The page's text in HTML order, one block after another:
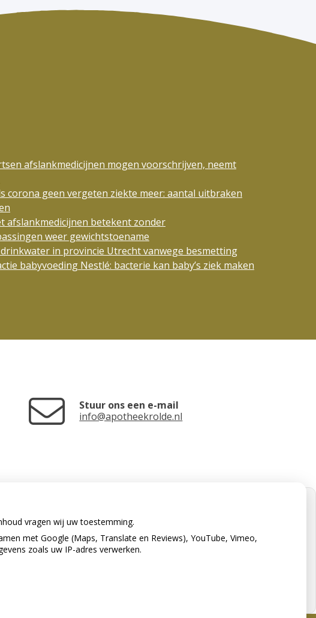
afslankmedicijnen mogen voorschrijven, neemt
corona geen vergeten ziekte meer: aantal uitbraken
afslankmedicijnen betekent zonder
weer gewichtstoename
in provincie Utrecht vanwege besmetting
babyvoeding Nestlé: bacterie kan baby’s ziek maken
Stuur ons een e-mail
info@apotheekrolde.nl
vragen wij uw toestemming.
met Google (Maps, Translate en Reviews), YouTube, Vimeo,
zoals uw IP-adres verwerken.